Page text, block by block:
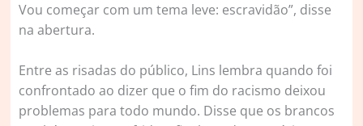
Vou começar com um tema leve: escravidão”, disse
na abertura.
Entre as risadas do público, Lins lembra quando foi
confrontado ao dizer que o fim do racismo deixou
problemas para todo mundo. Disse que os brancos